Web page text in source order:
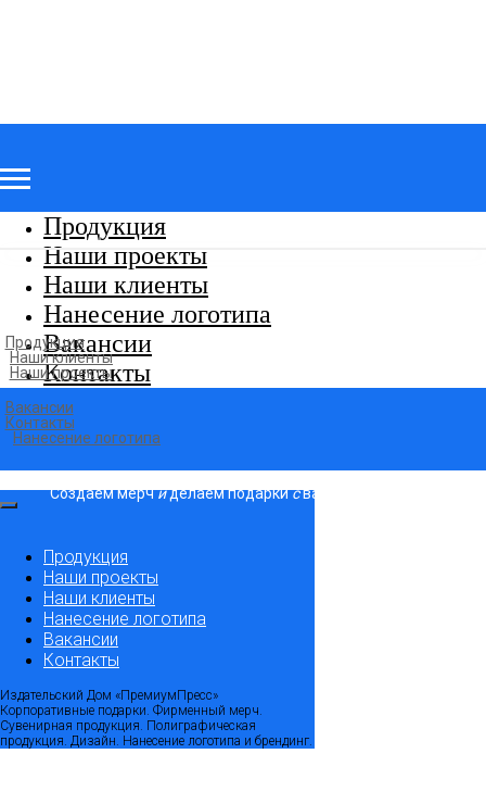
Продукция
Наши клиенты
Наши проекты
Вакансии
Контакты
Нанесение логотипа
Создаем мерчиделаем подаркисвашим логотипом.
Продукция
Наши проекты
Наши клиенты
Нанесение логотипа
Вакансии
Контакты
Продукция
Наши проекты
Наши клиенты
Нанесение логотипа
Вакансии
Контакты
Издательский Дом «ПремиумПресс»
Корпоративные подарки. Фирменный мерч.
Сувенирная продукция. Полиграфическая
продукция. Дизайн. Нанесение логотипа и брендинг.